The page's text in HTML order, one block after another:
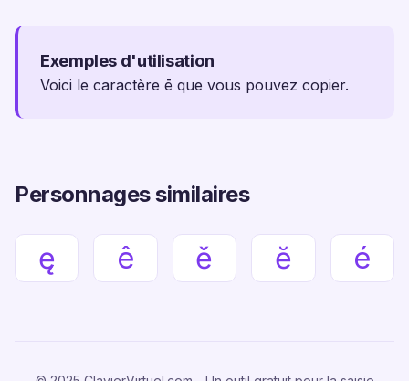
Exemples d'utilisation
Voici le caractère ē que vous pouvez copier.
Personnages similaires
ę ê ě ĕ é